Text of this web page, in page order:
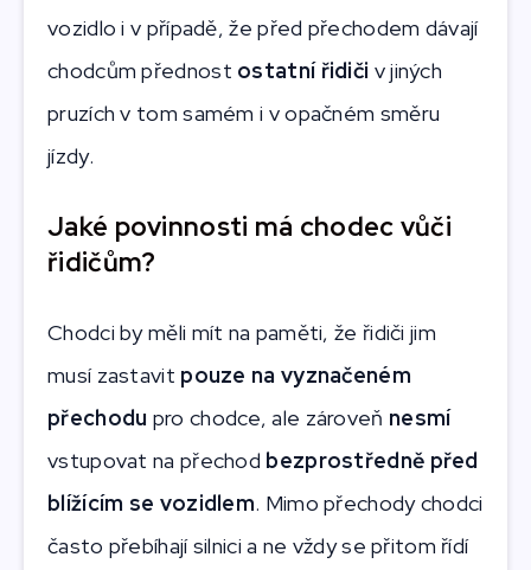
vozidlo i v případě, že před přechodem dávají
chodcům přednost ostatní řidiči v jiných
pruzích v tom samém i v opačném směru
jízdy.
Jaké povinnosti má chodec vůči
řidičům?
Chodci by měli mít na paměti, že řidiči jim
musí zastavit pouze na vyznačeném
přechodu pro chodce, ale zároveň nesmí
vstupovat na přechod bezprostředně před
blížícím se vozidlem. Mimo přechody chodci
často přebíhají silnici a ne vždy se přitom řídí